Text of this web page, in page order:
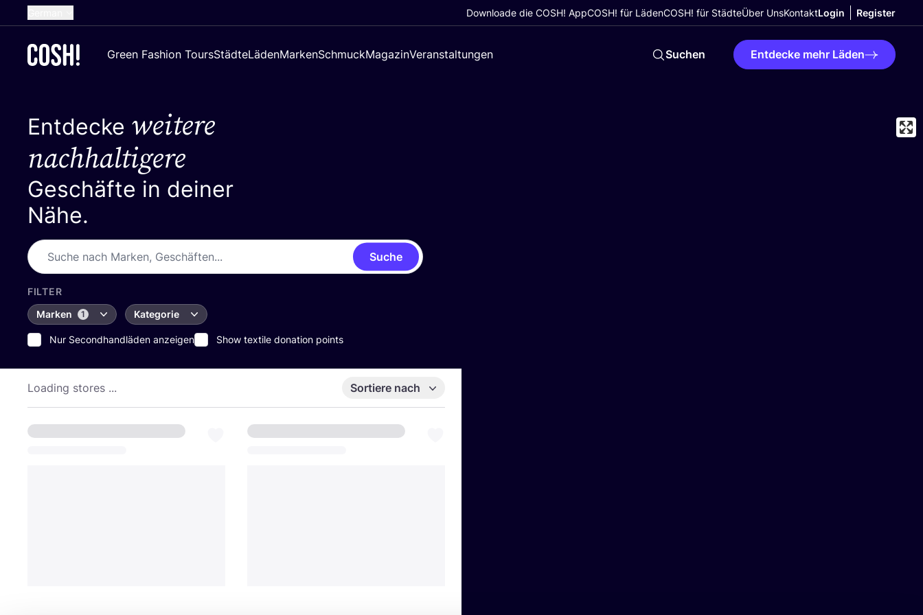
Dutch
Spanish
Downloade die COSH! AppCOSH! für LädenCOSH! für StädteÜber UnsKontaktLogin Register
Green Fashion ToursStädteLädenMarkenSchmuckMagazinVeranstaltungen Suchen Entdecke mehr Läden
Entdecke weitere
nachhaltigere
Geschäfte in deiner
Nähe.
Suche
FILTER
Marken
1 Kategorie
Nur Secondhandläden anzeigen Show textile donation points
Loading stores ... Sortiere nach